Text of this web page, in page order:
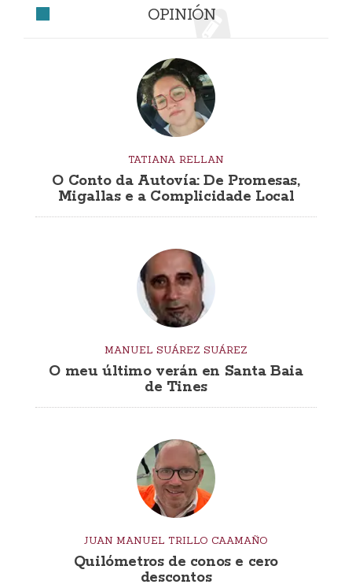
OPINIÓN
TATIANA RELLAN
O Conto da Autovía: De Promesas,
Migallas e a Complicidade Local
MANUEL SUÁREZ SUÁREZ
O meu último verán en Santa Baia
de Tines
JUAN MANUEL TRILLO CAAMAÑO
Quilómetros de conos e cero
descontos